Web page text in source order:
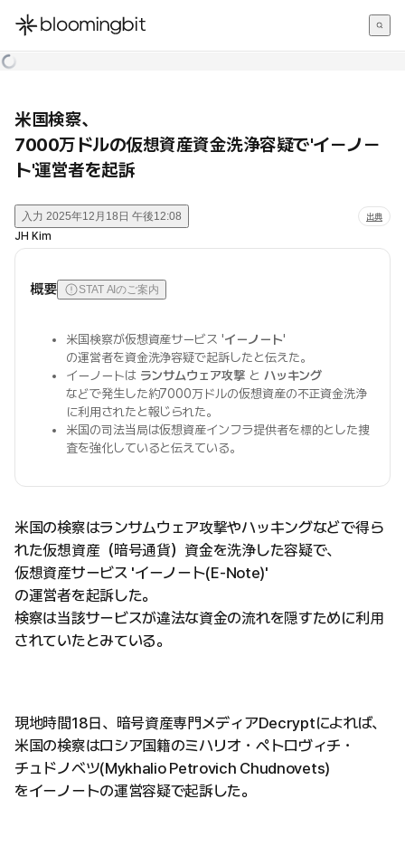
한국어
米国検察、
7000万ドルの仮想資産資金洗浄容疑で'イーノー
ト'運営者を起訴
入力 2025年12月18日 午後12:08 出典
JH Kim
概要 STAT AIのご案内
米国検察が仮想資産サービス 'イーノート'
の運営者を資金洗浄容疑で起訴したと伝えた。
イーノートは ランサムウェア攻撃と ハッキング
などで発生した約7000万ドルの仮想資産の不正資金洗浄
に利用されたと報じられた。
米国の司法当局は仮想資産インフラ提供者を標的とした捜
査を強化していると伝えている。
米国の検察はランサムウェア攻撃やハッキングなどで得ら
れた仮想資産（暗号通貨）資金を洗浄した容疑で、
仮想資産サービス 'イーノート(E-Note)'
の運営者を起訴した。
検察は当該サービスが違法な資金の流れを隠すために利用
されていたとみている。
現地時間18日、暗号資産専門メディアDecryptによれば、
米国の検察はロシア国籍のミハリオ・ペトロヴィチ・
チュドノベツ(Mykhalio Petrovich Chudnovets)
をイーノートの運営容疑で起訴した。